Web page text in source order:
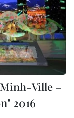
Ville –
2016